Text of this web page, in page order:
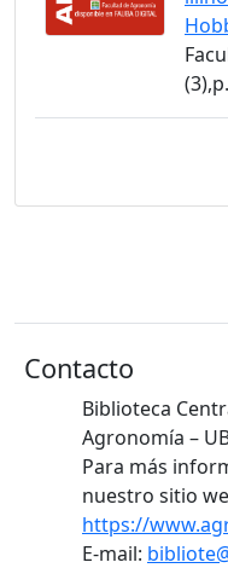
Contacto
Biblioteca
Agronomía –
Para más
nuestro sitio
https://
E-mail: